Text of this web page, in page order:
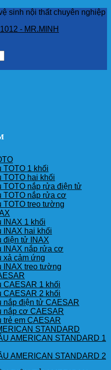
sinh nội thất chuyên nghiệp
- MR.MINH
giỏ hàng.
TOTO 1 khối
TOTO hai khối
TOTO nắp rửa điện tử
TOTO nắp rửa cơ
TOTO treo tường
INAX 1 khối
INAX hai khối
điện tử INAX
INAX nắp rửa cơ
xả cảm ứng
INAX treo tường
CAESAR 1 khối
CAESAR 2 khối
nắp điện tử CAESAR
nắp cơ CAESAR
trẻ em CAESAR
STANDARD
AMERICAN STANDARD 1
AMERICAN STANDARD 2